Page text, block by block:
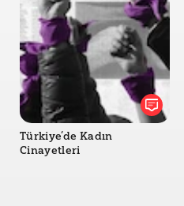
Türkiye’de Kadın
Cinayetleri